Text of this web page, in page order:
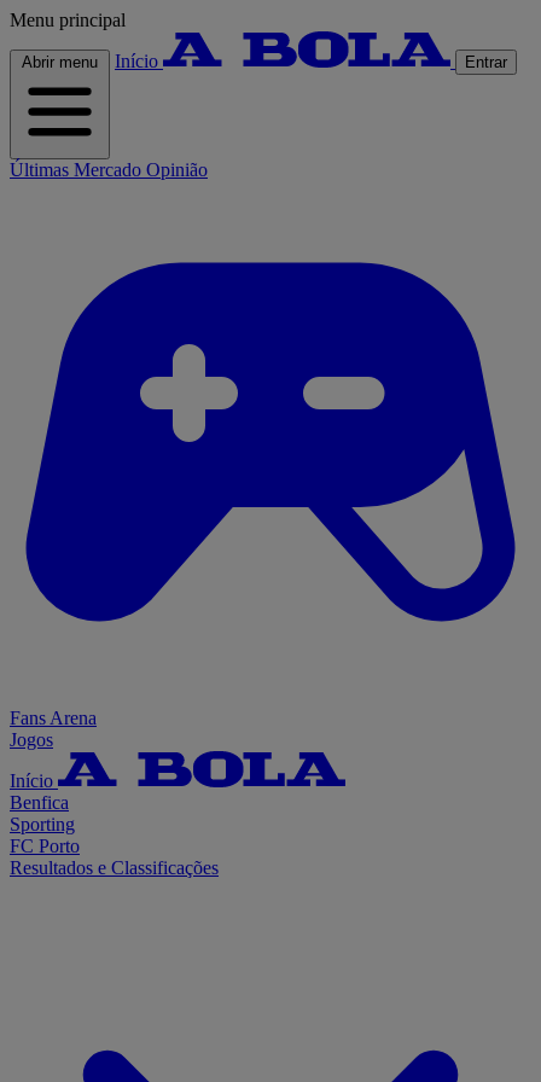
Menu principal
Abrir menu Início Entrar
Últimas Mercado Opinião
Fans Arena
Jogos
Início
Benfica
Sporting
FC Porto
Resultados e Classificações